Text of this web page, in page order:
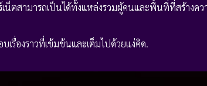
น็ตสามารถเป็นได้ทั้งแหล่งรวมผู้คนและพื้นที่ที่สร้างคว
รื่องราวที่เข้มข้นและเต็มไปด้วยแง่คิด.